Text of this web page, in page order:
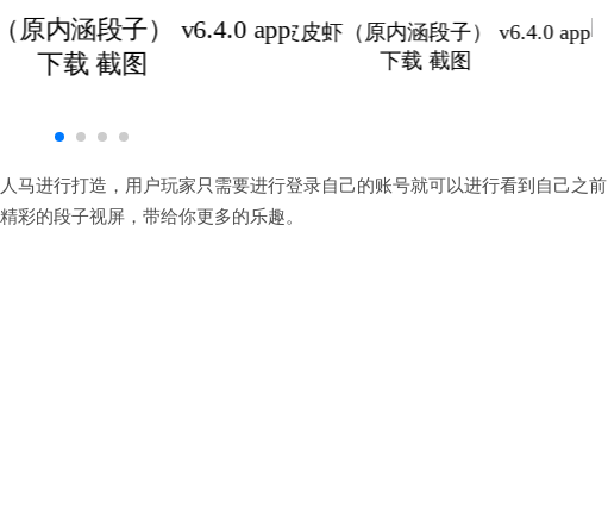
马进行打造，用户玩家只需要进行登录自己的账号就可以进行看到自己之前
彩的段子视屏，带给你更多的乐趣。